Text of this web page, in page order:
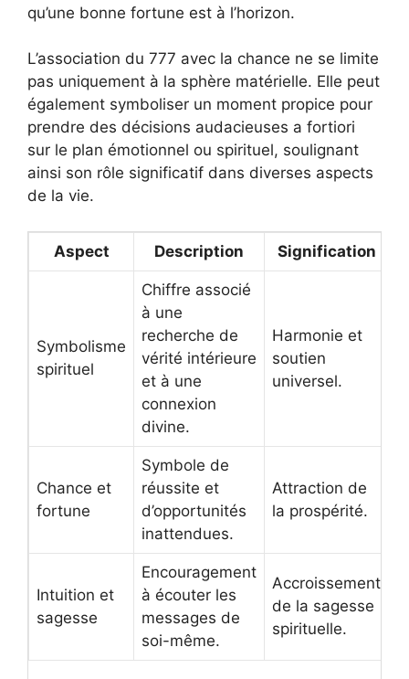
qu’une bonne fortune est à l’horizon.
L’association du 777 avec la chance ne se limite
pas uniquement à la sphère matérielle. Elle peut
également symboliser un moment propice pour
prendre des décisions audacieuses a fortiori
sur le plan émotionnel ou spirituel, soulignant
ainsi son rôle significatif dans diverses aspects
de la vie.
Aspect Description Signification
Symbolisme
spirituel
Chiffre associé
à une
recherche de
vérité intérieure
et à une
connexion
divine.
Harmonie et
soutien
universel.
Chance et
fortune
Symbole de
réussite et
d’opportunités
inattendues.
Attraction de
la prospérité.
Intuition et
sagesse
Encouragement
à écouter les
messages de
soi-même.
Accroissement
de la sagesse
spirituelle.